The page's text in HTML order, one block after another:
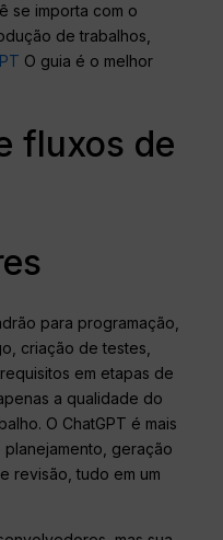
se importa com o
de trabalhos,
O guia é o melhor
fluxos de
para programação,
criação de testes,
em etapas de
a qualidade do
O ChatGPT é mais
geração
revisão, tudo em um